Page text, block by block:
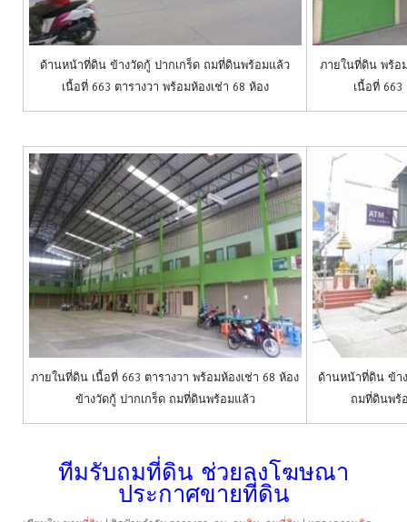
ด้านหน้าที่ดิน ข้างวัดกู้ ปากเกร็ด ถมที่ดินพร้อมแล้ว
เนื้อที่ 663 ตารางวา พร้อมห้องเช่า 68 ห้อง
ภายในที่ดิน พร้อ
เนื้อที่ 663
ภายในที่ดิน เนื้อที่ 663 ตารางวา พร้อมห้องเช่า 68 ห้อง
ข้างวัดกู้ ปากเกร็ด ถมที่ดินพร้อมแล้ว
ด้านหน้าที่ดิน ข้า
ถมที่ดินพร้
ทีมรับถมที่ดิน ช่วยลงโฆษณา
ประกาศขายที่ดิน